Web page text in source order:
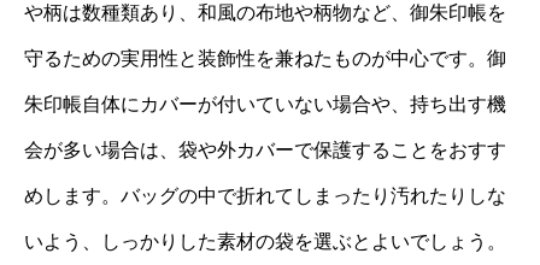
や柄は数種類あり、和風の布地や柄物など、御朱印帳を
守るための実用性と装飾性を兼ねたものが中心です。御
朱印帳自体にカバーが付いていない場合や、持ち出す機
会が多い場合は、袋や外カバーで保護することをおすす
めします。バッグの中で折れてしまったり汚れたりしな
いよう、しっかりした素材の袋を選ぶとよいでしょう。